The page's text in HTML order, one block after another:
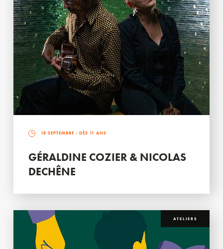
18 SEPTEMBRE - DÈS 11 ANS
GÉRALDINE COZIER & NICOLAS
DECHÊNE
ATELIERS